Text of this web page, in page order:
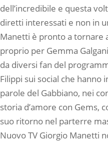
dell’incredibile e questa
diretti interessati e non in
Manetti è pronto a tornare
proprio per Gemma
da diversi fan del
Filippi sui social che
parole del Gabbiano, nei
storia d’amore con Gems,
suo ritorno nel parterre
Nuovo TV Giorgio Manetti